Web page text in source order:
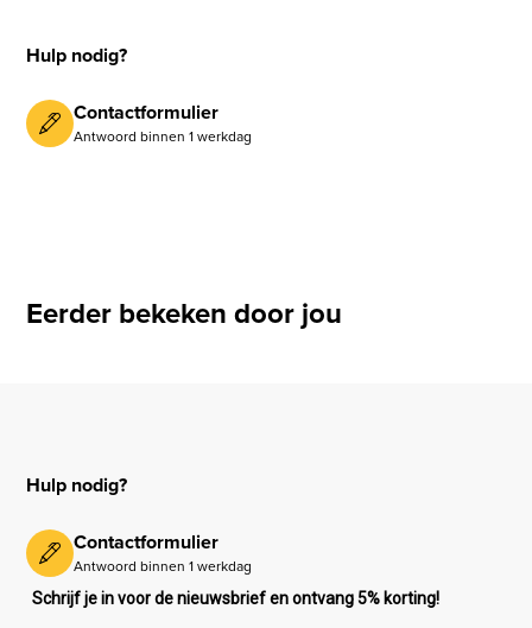
Hulp nodig?
Contactformulier
Antwoord binnen 1 werkdag
Eerder bekeken door jou
Hulp nodig?
Contactformulier
Antwoord binnen 1 werkdag
Schrijf je in voor de nieuwsbrief en ontvang 5% korting!